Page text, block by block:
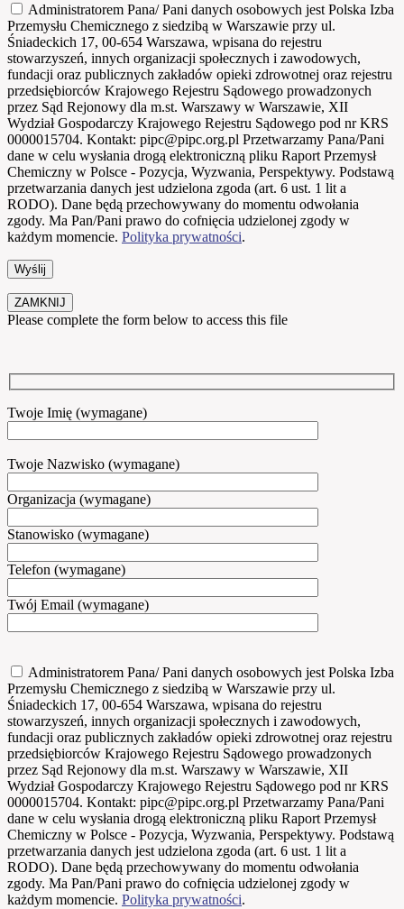
Administratorem Pana/ Pani danych osobowych jest Polska Izba
Przemysłu Chemicznego z siedzibą w Warszawie przy ul.
Śniadeckich 17, 00-654 Warszawa, wpisana do rejestru
stowarzyszeń, innych organizacji społecznych i zawodowych,
fundacji oraz publicznych zakładów opieki zdrowotnej oraz rejestru
przedsiębiorców Krajowego Rejestru Sądowego prowadzonych
przez Sąd Rejonowy dla m.st. Warszawy w Warszawie, XII
Wydział Gospodarczy Krajowego Rejestru Sądowego pod nr KRS
0000015704. Kontakt: pipc@pipc.org.pl Przetwarzamy Pana/Pani
dane w celu wysłania drogą elektroniczną pliku Raport Przemysł
Chemiczny w Polsce - Pozycja, Wyzwania, Perspektywy. Podstawą
przetwarzania danych jest udzielona zgoda (art. 6 ust. 1 lit a
RODO). Dane będą przechowywany do momentu odwołania
zgody. Ma Pan/Pani prawo do cofnięcia udzielonej zgody w
każdym momencie. Polityka prywatności.
ZAMKNIJ
Please complete the form below to access this file
Twoje Imię (wymagane)
Twoje Nazwisko (wymagane)
Organizacja (wymagane)
Stanowisko (wymagane)
Telefon (wymagane)
Twój Email (wymagane)
Administratorem Pana/ Pani danych osobowych jest Polska Izba
Przemysłu Chemicznego z siedzibą w Warszawie przy ul.
Śniadeckich 17, 00-654 Warszawa, wpisana do rejestru
stowarzyszeń, innych organizacji społecznych i zawodowych,
fundacji oraz publicznych zakładów opieki zdrowotnej oraz rejestru
przedsiębiorców Krajowego Rejestru Sądowego prowadzonych
przez Sąd Rejonowy dla m.st. Warszawy w Warszawie, XII
Wydział Gospodarczy Krajowego Rejestru Sądowego pod nr KRS
0000015704. Kontakt: pipc@pipc.org.pl Przetwarzamy Pana/Pani
dane w celu wysłania drogą elektroniczną pliku Raport Przemysł
Chemiczny w Polsce - Pozycja, Wyzwania, Perspektywy. Podstawą
przetwarzania danych jest udzielona zgoda (art. 6 ust. 1 lit a
RODO). Dane będą przechowywany do momentu odwołania
zgody. Ma Pan/Pani prawo do cofnięcia udzielonej zgody w
każdym momencie. Polityka prywatności.